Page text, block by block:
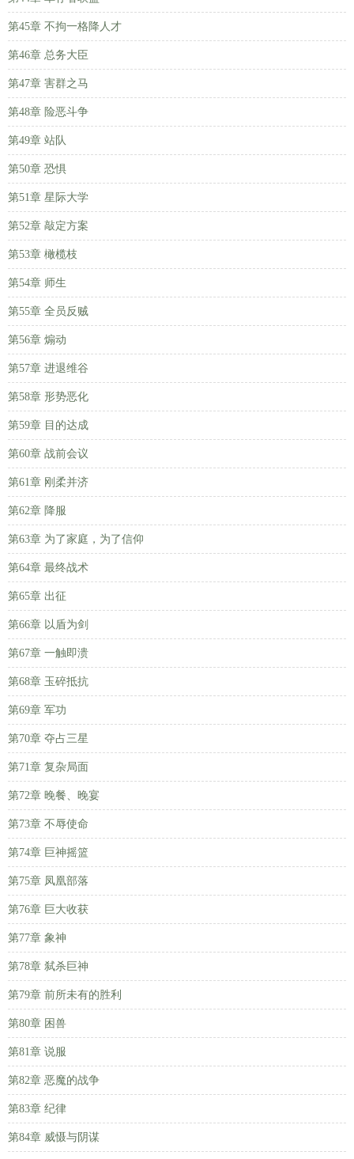
第45章 不拘一格降人才
第46章 总务大臣
第47章 害群之马
第48章 险恶斗争
第49章 站队
第50章 恐惧
第51章 星际大学
第52章 敲定方案
第53章 橄榄枝
第54章 师生
第55章 全员反贼
第56章 煽动
第57章 进退维谷
第58章 形势恶化
第59章 目的达成
第60章 战前会议
第61章 刚柔并济
第62章 降服
第63章 为了家庭，为了信仰
第64章 最终战术
第65章 出征
第66章 以盾为剑
第67章 一触即溃
第68章 玉碎抵抗
第69章 军功
第70章 夺占三星
第71章 复杂局面
第72章 晚餐、晚宴
第73章 不辱使命
第74章 巨神摇篮
第75章 凤凰部落
第76章 巨大收获
第77章 象神
第78章 弑杀巨神
第79章 前所未有的胜利
第80章 困兽
第81章 说服
第82章 恶魔的战争
第83章 纪律
第84章 威慑与阴谋